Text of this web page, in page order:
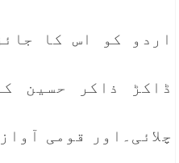
اردو کو اس کا
ڈاکڑ ذاکر حسین
چلائی۔اور قومی